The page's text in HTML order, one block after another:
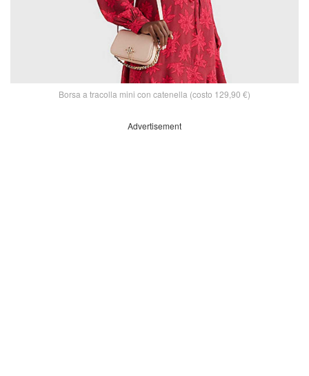
Borsa a tracolla mini con catenella (costo 129,90 €)
Advertisement